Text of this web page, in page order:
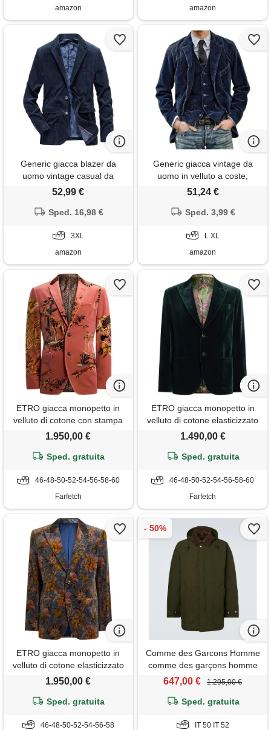
amazon amazon
Generic giacca blazer da
uomo vintage casual da
lavoro in velluto a coste,
ufficio, blu, 3xl
52,99 €
Sped. 16,98 €
3XL
amazon
Generic giacca vintage da
uomo in velluto a coste,
cappotti sportivi casual
blazer in velluto a coste, blu, l
51,24 €
Sped. 3,99 €
L XL
amazon
ETRO giacca monopetto in
velluto di cotone con stampa
a fiori - rosa
1.950,00 €
Sped. gratuita
46-48-50-52-54-56-58-60
Farfetch
ETRO giacca monopetto in
velluto di cotone elasticizzato
- verde
1.490,00 €
Sped. gratuita
46-48-50-52-54-56-58-60
Farfetch
ETRO giacca monopetto in
velluto di cotone elasticizzato
a fiori - blu
1.950,00 €
Sped. gratuita
46-48-50-52-54-56-58
Comme des Garcons Homme
comme des garçons homme
giacca trapuntata con
a coste
647,00 € 1.295,00 €
Sped. gratuita
IT 50 IT 52